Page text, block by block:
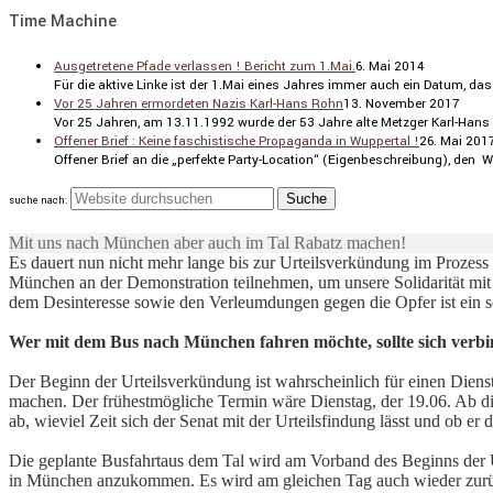
Time Machine
Ausgetretene Pfade verlassen ! Bericht zum 1.Mai.6. Mai 2014
Für die aktive Linke ist der 1.Mai eines Jahres immer auch ein Datum,
Vor 25 Jahren ermordeten Nazis Karl-Hans Rohn13. November 2017
Vor 25 Jahren, am 13.11.1992 wurde der 53 Jahre alte Metzger Karl-
Offener Brief : Keine faschistische Propaganda in Wuppertal !26. Mai
Offener Brief an die „perfekte Party-Location“ (Eigen­be­schrei­bung), den
suche nach:
Mit uns nach München aber auch im Tal Rabatz machen!
Es dauert nun nicht mehr lange bis zur Urteilsverkündung im
München an der Demonstration teilnehmen, um unsere Solidarität
dem Desinteresse sowie den Verleumdungen gegen die Opfer ist
Wer mit dem Bus nach München fahren möchte, sollte sich
Der Beginn der Urteilsverkündung ist wahrscheinlich für einen
machen. Der frühestmögliche Termin wäre Dienstag, der 19.06. Ab
ab, wieviel Zeit sich der Senat mit der Urteilsfindung lässt und ob er
Die geplante Busfahrtaus dem Tal wird am Vorband des Beginns
in München anzukommen. Es wird am gleichen Tag auch wieder